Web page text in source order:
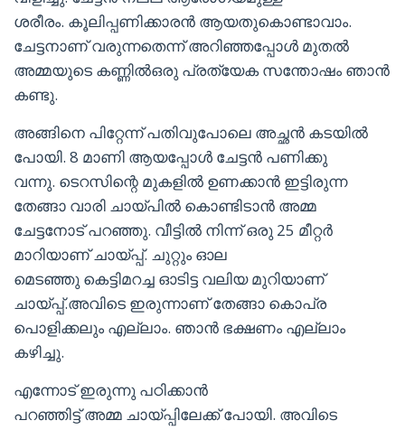
ശരീരം. കൂലിപ്പണിക്കാരൻ ആയതുകൊണ്ടാവാം.
ചേട്ടനാണ് വരുന്നതെന്ന് അറിഞ്ഞപ്പോൾ മുതൽ
അമ്മയുടെ കണ്ണിൽഒരു പ്രത്യേക സന്തോഷം ഞാൻ
കണ്ടു.
അങ്ങിനെ പിറ്റേന്ന് പതിവുപോലെ അച്ഛൻ കടയിൽ
പോയി. 8 മാണി ആയപ്പോൾ ചേട്ടൻ പണിക്കു
വന്നു. ടെറസിന്റെ മുകളിൽ ഉണക്കാൻ ഇട്ടിരുന്ന
തേങ്ങാ വാരി ചായ്‌പിൽ കൊണ്ടിടാൻ അമ്മ
ചേട്ടനോട് പറഞ്ഞു. വീട്ടിൽ നിന്ന് ഒരു 25 മീറ്റർ
മാറിയാണ് ചായ്പ്പ്. ചുറ്റും ഓല
മെടഞ്ഞു കെട്ടിമറച്ച ഓടിട്ട വലിയ മുറിയാണ്
ചായ്പ്പ്.അവിടെ ഇരുന്നാണ് തേങ്ങാ കൊപ്ര
പൊളിക്കലും എല്ലാം. ഞാൻ ഭക്ഷണം എല്ലാം
കഴിച്ചു.
എന്നോട് ഇരുന്നു പഠിക്കാൻ
പറഞ്ഞിട്ട് അമ്മ ചായ്പ്പിലേക്ക് പോയി. അവിടെ